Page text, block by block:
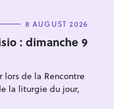
8 AUGUST 2026
: dimanche 9
lors de la Rencontre
la liturgie du jour,